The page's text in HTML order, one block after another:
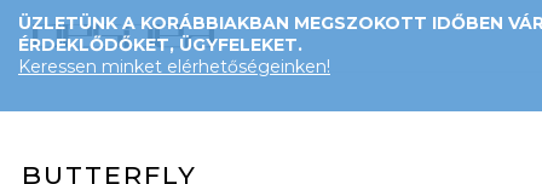
ÜZLETÜNK A KORÁBBIAKBAN MEGSZOKOTT IDŐBEN
ÉRDEKLŐDŐKET, ÜGYFELEKET.
Keressen minket elérhetőségeinken!
BUTTERFLY